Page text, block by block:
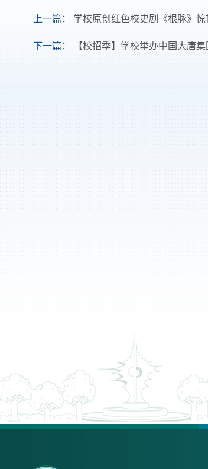
上一篇： 学校原创红色校史剧《根脉》
下一篇： 【校招季】学校举办中国大唐